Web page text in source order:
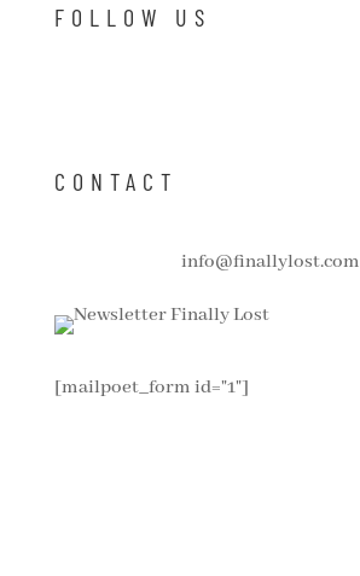
FOLLOW US
CONTACT
info@finallylost.com
[mailpoet_form id="1"]